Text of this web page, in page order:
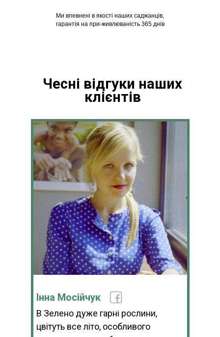
Ми впевнені в якості наших саджанців,
гарантія на при-живлюваність 365 днів
Чесні відгуки наших
клієнтів
Інна Мосійчук
В Зелено дуже гарні рослини,
цвітуть все літо, особливого